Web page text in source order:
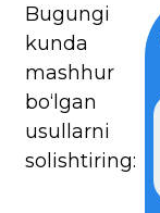
Bugungi
kunda
mashhur
bo‘lgan
usullarni
solishtiring: